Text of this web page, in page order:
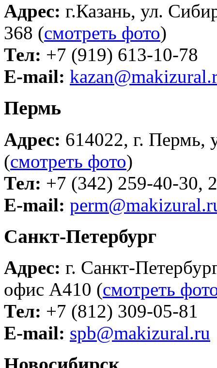
Адрес: г.Казань, ул.
368 (смотреть фото)
Тел: +7 (919) 613-10-78
E-mail:
Пермь
Адрес: 614022, г. Пермь,
(смотреть фото)
Тел: +7 (342) 259-40-30,
E-mail:
Санкт-Петербург
Адрес: г. Санкт-
офис А410 (смотреть
Тел: +7 (812) 309-05-81
E-mail: spb@makizural.ru